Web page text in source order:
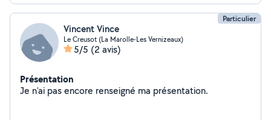
Particulier
Vincent Vince
Le Creusot (La Marolle-Les Vernizeaux)
5/5 (2 avis)
Présentation
Je n'ai pas encore renseigné ma présentation.